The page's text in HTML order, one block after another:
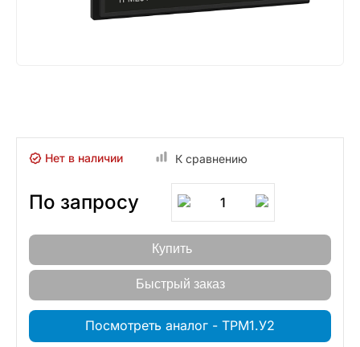
Нет в наличии К сравнению
По запросу 1
Купить
Быстрый заказ
Посмотреть аналог - ТРМ1.У2